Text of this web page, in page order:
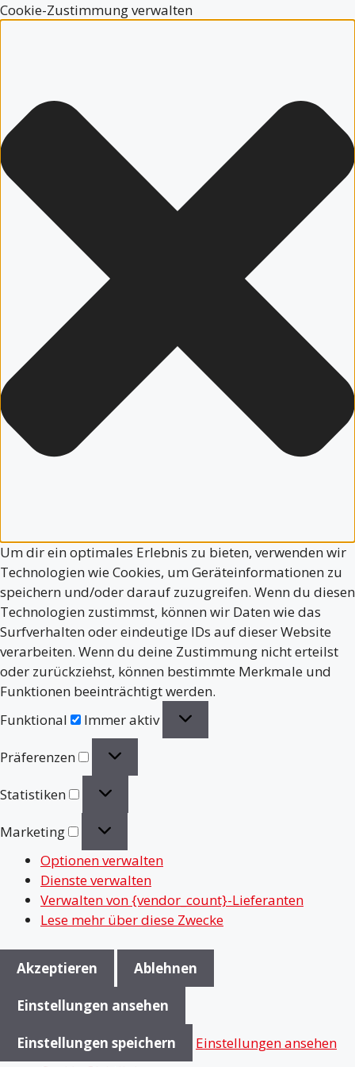
Cookie-Zustimmung verwalten
Um dir ein optimales Erlebnis zu bieten, verwenden wir
Technologien wie Cookies, um Geräteinformationen zu
speichern und/oder darauf zuzugreifen. Wenn du diesen
Technologien zustimmst, können wir Daten wie das
Surfverhalten oder eindeutige IDs auf dieser Website
verarbeiten. Wenn du deine Zustimmung nicht erteilst
oder zurückziehst, können bestimmte Merkmale und
Funktionen beeinträchtigt werden.
Funktional
Immer aktiv
Präferenzen
Statistiken
Marketing
Optionen verwalten
Dienste verwalten
Verwalten von {vendor_count}-Lieferanten
Lese mehr über diese Zwecke
Akzeptieren Ablehnen
Einstellungen ansehen
Einstellungen speichern
Einstellungen ansehen